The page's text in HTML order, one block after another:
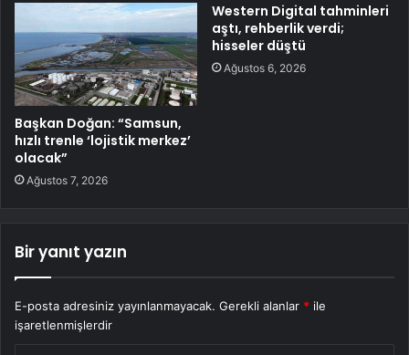
Başkan Doğan: “Samsun,
hızlı trenle ‘lojistik merkez’
olacak”
Ağustos 7, 2026
Western Digital tahminleri
aştı, rehberlik verdi;
hisseler düştü
Ağustos 6, 2026
Bir yanıt yazın
E-posta adresiniz yayınlanmayacak. Gerekli alanlar * ile
işaretlenmişlerdir